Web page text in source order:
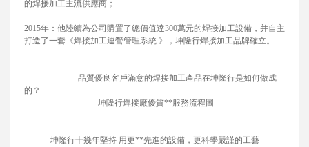
的焊接加工主流供應商；
2015年：他陸續為公司購置了總價值達300萬元的焊接加工設備，并自主
打造了一套《焊接加工運營管理系統 》，坤隆行焊接加工品牌確立。
品質優良客戶滿意的焊接加工產品在坤隆行是如何做成
的？
坤隆行焊接廠優質**服務流程圖
坤隆行十幾年堅持 用更**先進的設備，更科學嚴謹的工藝